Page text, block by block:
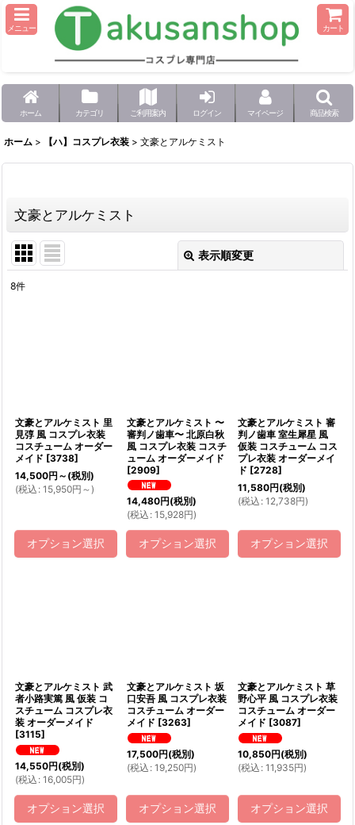
メニュー カート
ホーム カテゴリ ご利用案内 ログイン マイページ 商品検索
ホーム > 【ハ】コスプレ衣装 > 文豪とアルケミスト
文豪とアルケミスト
表示順変更
8件
文豪とアルケミスト 里
見弴 風 コスプレ衣装
コスチューム オーダー
メイド [3738]
14,500円 ～ (税別)
(税込 : 15,950円 ～)
オプション選択
文豪とアルケミスト 〜
審判ノ歯車〜 北原白秋
風 コスプレ衣装 コスチ
ューム オーダーメイド
[2909]
14,480円(税別)
(税込 : 15,928円)
オプション選択
文豪とアルケミスト 審
判ノ歯車 室生犀星 風
仮装 コスチューム コス
プレ衣装 オーダーメイ
ド [2728]
11,580円(税別)
(税込 : 12,738円)
オプション選択
文豪とアルケミスト 武
者小路実篤 風 仮装 コ
スチューム コスプレ衣
装 オーダーメイド
[3115]
14,550円(税別)
(税込 : 16,005円)
オプション選択
文豪とアルケミスト 坂
口安吾 風 コスプレ衣装
コスチューム オーダー
メイド [3263]
17,500円(税別)
(税込 : 19,250円)
オプション選択
文豪とアルケミスト 草
野心平 風 コスプレ衣装
コスチューム オーダー
メイド [3087]
10,850円(税別)
(税込 : 11,935円)
オプション選択